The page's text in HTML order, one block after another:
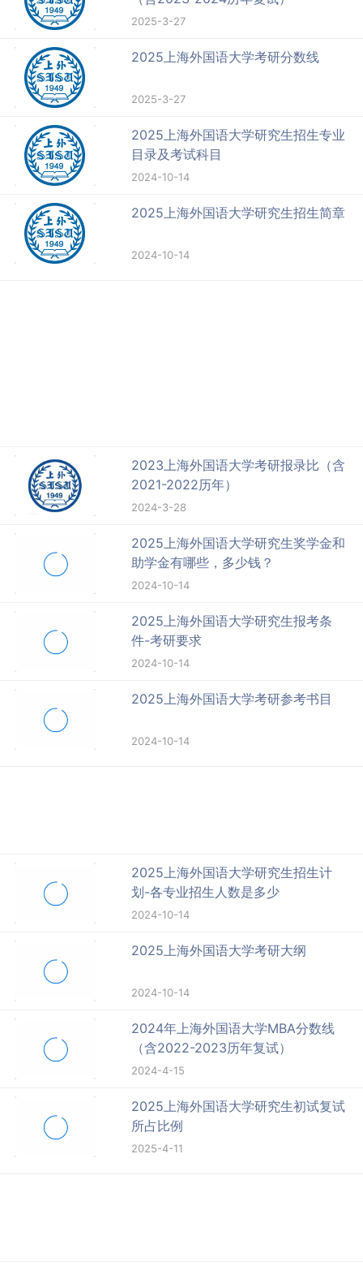
2025-3-27
2025上海外国语大学考研分数线
2025-3-27
2025上海外国语大学研究生招生专业
目录及考试科目
2024-10-14
2025上海外国语大学研究生招生简章
2024-10-14
2023上海外国语大学考研报录比（含
2021-2022历年）
2024-3-28
2025上海外国语大学研究生奖学金和
助学金有哪些，多少钱？
2024-10-14
2025上海外国语大学研究生报考条
件-考研要求
2024-10-14
2025上海外国语大学考研参考书目
2024-10-14
2025上海外国语大学研究生招生计
划-各专业招生人数是多少
2024-10-14
2025上海外国语大学考研大纲
2024-10-14
2024年上海外国语大学MBA分数线
（含2022-2023历年复试）
2024-4-15
2025上海外国语大学研究生初试复试
所占比例
2025-4-11